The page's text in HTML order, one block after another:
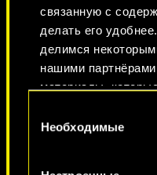
связанную с
делать его
делимся
нашими
материалы,
сетях. Однако все
согласия
Необходимые
КРАСОТА НЕ